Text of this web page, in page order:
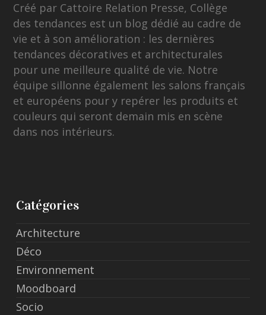
Créé par Cattoire Relation Presse, Collège
des tendances est un blog dédié au cadre de
vie et à son amélioration : les dernières
tendances décoratives et architecturales
pour une meilleure qualité de vie. Notre
équipe sillonne également les salons français
et européens pour y repérer les produits et
couleurs qui seront demain mis en scène
dans nos intérieurs.
Catégories
Architecture
Déco
Environnement
Moodboard
Socio